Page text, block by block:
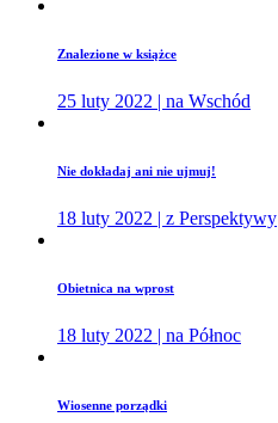
Znalezione w książce
25 luty 2022 | na Wschód
Nie dokładaj ani nie ujmuj!
18 luty 2022 | z Perspektywy
Obietnica na wprost
18 luty 2022 | na Północ
Wiosenne porządki